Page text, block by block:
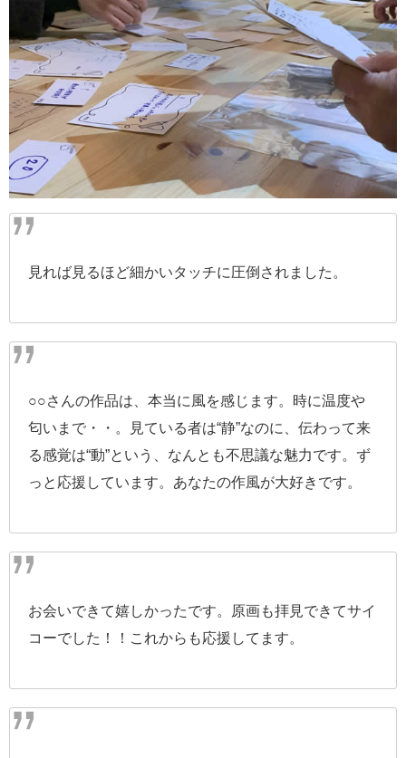
見れば見るほど細かいタッチに圧倒されました。
○○さんの作品は、本当に風を感じます。時に温度や
匂いまで・・。見ている者は“静”なのに、伝わって来
る感覚は“動”という、なんとも不思議な魅力です。ず
っと応援しています。あなたの作風が大好きです。
お会いできて嬉しかったです。原画も拝見できてサイ
コーでした！！これからも応援してます。